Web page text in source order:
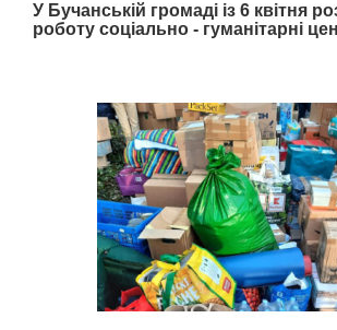
У Бучанській громаді із 6 квітня
роботу соціально - гуманітарні